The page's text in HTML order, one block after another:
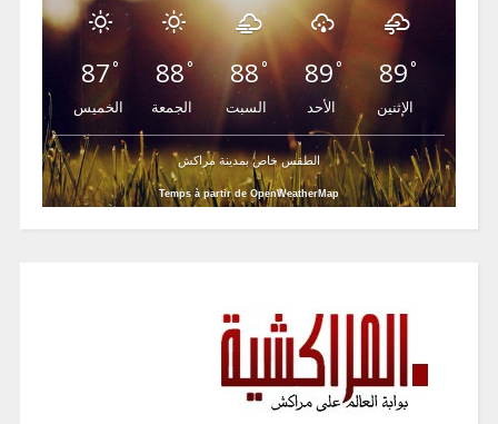
87°
الخميس
88°
الجمعة
88°
السبت
89°
الأحد
89°
الإثنين
الطقس خاص بمدينة مراكش
Temps à partir de OpenWeatherMap